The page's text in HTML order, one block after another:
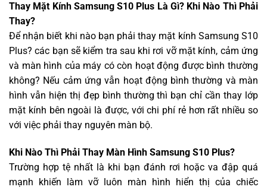
Thay Mặt Kính Samsung S10 Plus Là Gì? Khi Nào Thì Phải
Thay?
Để nhận biết khi nào bạn phải thay mặt kính Samsung S10
Plus? các bạn sẽ kiểm tra sau khi rơi vỡ mặt kính, cảm ứng
và màn hình của máy có còn hoạt động được bình thường
không? Nếu cảm ứng vẫn hoạt động bình thường và màn
hình vẫn hiện thị đẹp bình thường thì bạn chỉ cần thay lớp
mặt kính bên ngoài là được, với chi phí rẻ hơn rất nhiều so
với việc phải thay nguyên màn bộ.
Khi Nào Thì Phải Thay Màn Hình Samsung S10 Plus?
Trường hợp tệ nhất là khi bạn đánh rơi hoặc va đập quá
mạnh khiến làm vỡ luôn màn hình hiển thị của chiếc